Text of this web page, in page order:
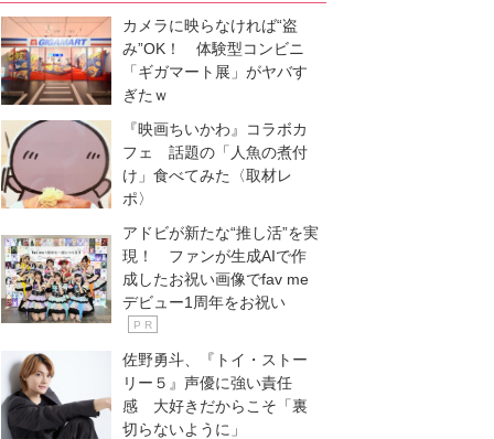
カメラに映らなければ“盗
み”OK！ 体験型コンビニ
「ギガマート展」がヤバす
ぎたｗ
『映画ちいかわ』コラボカ
フェ 話題の「人魚の煮付
け」食べてみた〈取材レ
ポ〉
アドビが新たな“推し活”を実
現！ ファンが生成AIで作
成したお祝い画像でfav me
デビュー1周年をお祝い
P R
佐野勇斗、『トイ・ストー
リー５』声優に強い責任
感 大好きだからこそ「裏
切らないように」